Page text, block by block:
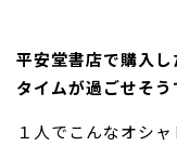
平安堂書店で購入
タイムが過ごせそ
１人でこんなオシ